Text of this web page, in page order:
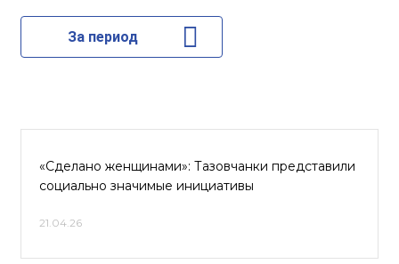
За период
«Сделано женщинами»: Тазовчанки представили
социально значимые инициативы
21.04.26